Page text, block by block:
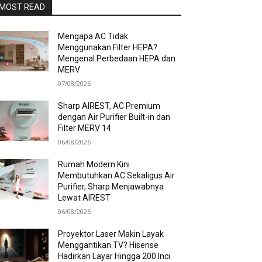
READ
Mengapa AC Tidak
Menggunakan Filter HEPA?
Mengenal Perbedaan HEPA dan
MERV
07/08/2026
Sharp AIREST, AC Premium
dengan Air Purifier Built-in dan
Filter MERV 14
06/08/2026
Rumah Modern Kini
Membutuhkan AC Sekaligus Air
Purifier, Sharp Menjawabnya
Lewat AIREST
06/08/2026
Proyektor Laser Makin Layak
Menggantikan TV? Hisense
Hadirkan Layar Hingga 200 Inci